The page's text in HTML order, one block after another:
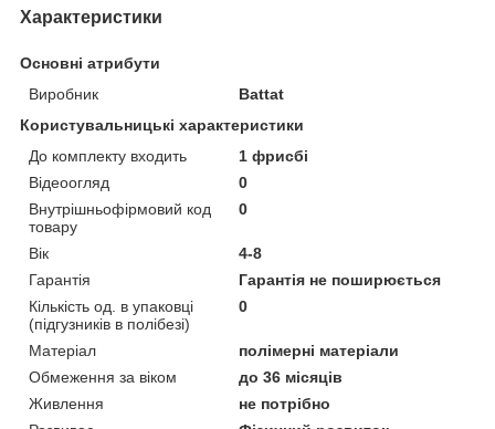
Характеристики
Основні атрибути
Виробник
Battat
Користувальницькі характеристики
До комплекту входить
1 фрисбі
Відеоогляд
0
Внутрішньофірмовий код
товару
0
Вік
4-8
Гарантія
Гарантія не поширюється
Кількість од. в упаковці
(підгузників в полібезі)
0
Матеріал
полімерні матеріали
Обмеження за віком
до 36 місяців
Живлення
не потрібно